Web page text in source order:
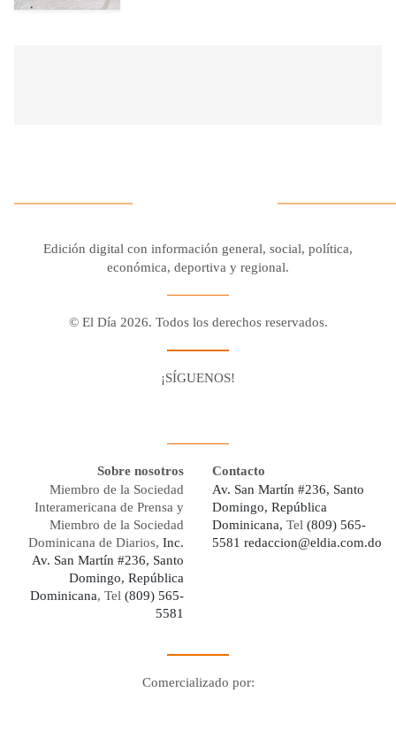
Edición digital con información general, social, política,
económica, deportiva y regional.
© El Día 2026. Todos los derechos reservados.
¡SÍGUENOS!
Sobre nosotros
Miembro de la Sociedad
Interamericana de Prensa y
Miembro de la Sociedad
Dominicana de Diarios, Inc.
Av. San Martín #236, Santo
Domingo, República
Dominicana, Tel (809) 565-
5581
Contacto
Av. San Martín #236, Santo
Domingo, República
Dominicana, Tel (809) 565-
5581 redaccion@eldia.com.do
Comercializado por: